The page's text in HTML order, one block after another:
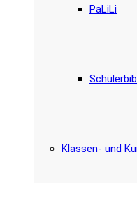
PaLiLi
Klassen- und